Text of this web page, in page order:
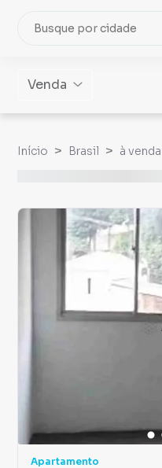
Venda
Início Brasil à venda
Apartamento